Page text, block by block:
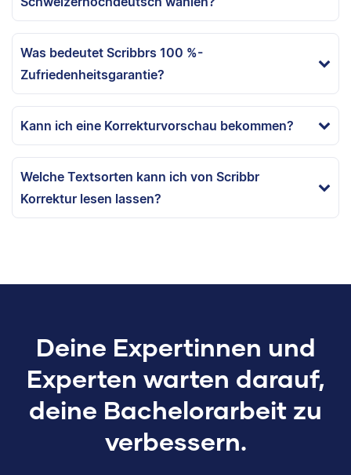
Was bedeutet Scribbrs 100 %-
Zufriedenheitsgarantie?
Kann ich eine Korrekturvorschau bekommen?
Welche Textsorten kann ich von Scribbr
Korrektur lesen lassen?
Deine Expertinnen und
Experten warten darauf,
deine Bachelorarbeit zu
verbessern.